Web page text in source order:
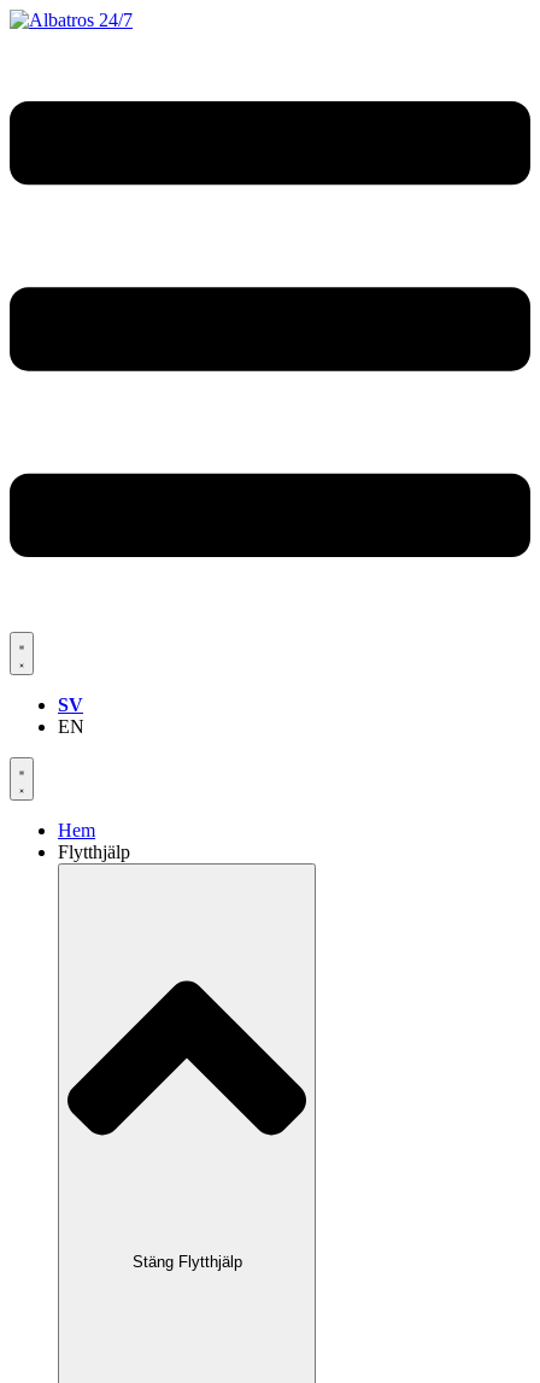
SV
EN
Hem
Flytthjälp
Stäng Flytthjälp